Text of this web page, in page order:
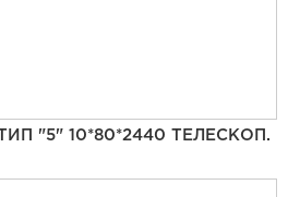
"5" 10*80*2440 ТЕЛЕСКОП.